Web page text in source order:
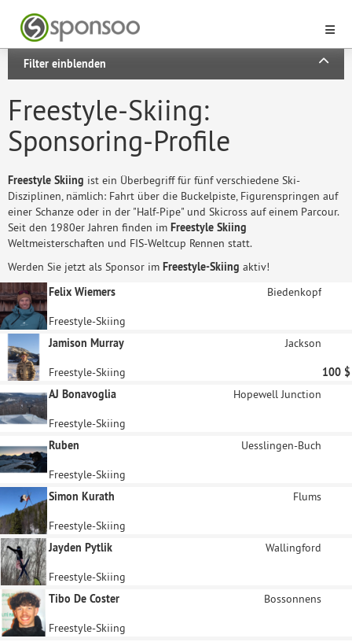
Filter einblenden
Freestyle-Skiing:
Sponsoring-Profile
Freestyle Skiing ist ein Überbegriff für fünf verschiedene Ski-
Disziplinen, nämlich: Fahrt über die Buckelpiste, Figurenspringen auf
einer Schanze oder in der "Half-Pipe" und Skicross auf einem Parcour.
Seit den 1980er Jahren finden im Freestyle Skiing
Weltmeisterschaften und FIS-Weltcup Rennen statt.
Werden Sie jetzt als Sponsor im Freestyle-Skiing aktiv!
Felix Wiemers
Biedenkopf
Freestyle-Skiing
Jamison Murray
Jackson
Freestyle-Skiing
100 $
AJ Bonavoglia
Hopewell Junction
Freestyle-Skiing
Ruben
Uesslingen-Buch
Freestyle-Skiing
Simon Kurath
Flums
Freestyle-Skiing
Jayden Pytlik
Wallingford
Freestyle-Skiing
Tibo De Coster
Bossonnens
Freestyle-Skiing